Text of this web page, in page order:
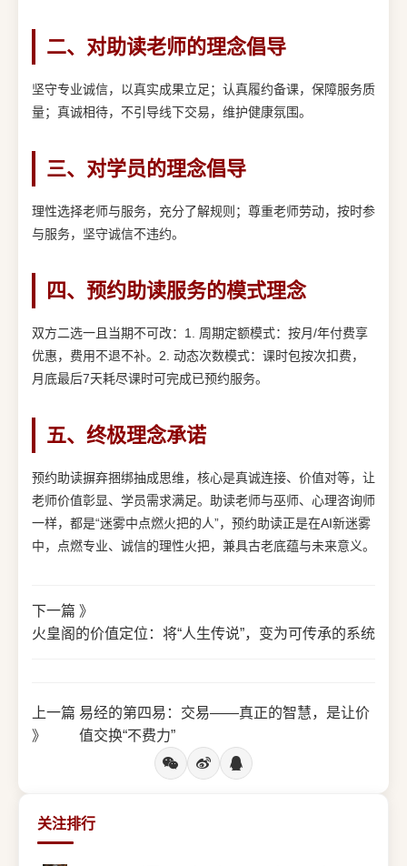
二、对助读老师的理念倡导
坚守专业诚信，以真实成果立足；认真履约备课，保障服务质
量；真诚相待，不引导线下交易，维护健康氛围。
三、对学员的理念倡导
理性选择老师与服务，充分了解规则；尊重老师劳动，按时参
与服务，坚守诚信不违约。
四、预约助读服务的模式理念
双方二选一且当期不可改：1. 周期定额模式：按月/年付费享
优惠，费用不退不补。2. 动态次数模式：课时包按次扣费，
月底最后7天耗尽课时可完成已预约服务。
五、终极理念承诺
预约助读摒弃捆绑抽成思维，核心是真诚连接、价值对等，让
老师价值彰显、学员需求满足。助读老师与巫师、心理咨询师
一样，都是“迷雾中点燃火把的人”，预约助读正是在AI新迷雾
中，点燃专业、诚信的理性火把，兼具古老底蕴与未来意义。
下一篇 》
火皇阁的价值定位：将“人生传说”，变为可传承的系统
上一篇
》
易经的第四易：交易——真正的智慧，是让价
值交换“不费力”
关注排行